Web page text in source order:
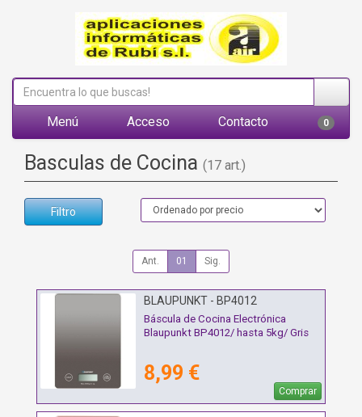
Menú Acceso Contacto 0
Basculas de Cocina (17 art.)
Filtro
Ant. 01 Sig.
BLAUPUNKT - BP4012
Báscula de Cocina Electrónica
Blaupunkt BP4012/ hasta 5kg/ Gris
8,99 €
Comprar